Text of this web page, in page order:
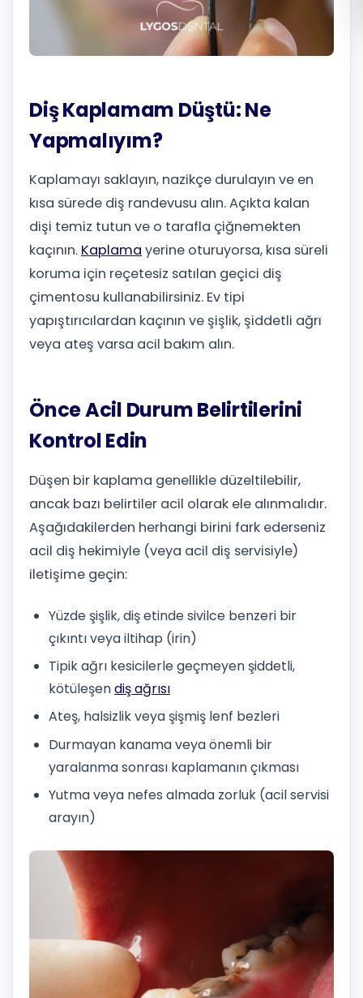
Diş Kaplamam Düştü: Ne
Yapmalıyım?
Kaplamayı saklayın, nazikçe durulayın ve en
kısa sürede diş randevusu alın. Açıkta kalan
dişi temiz tutun ve o tarafla çiğnemekten
kaçının. Kaplama yerine oturuyorsa, kısa süreli
koruma için reçetesiz satılan geçici diş
çimentosu kullanabilirsiniz. Ev tipi
yapıştırıcılardan kaçının ve şişlik, şiddetli ağrı
veya ateş varsa acil bakım alın.
Önce Acil Durum Belirtilerini
Kontrol Edin
Düşen bir kaplama genellikle düzeltilebilir,
ancak bazı belirtiler acil olarak ele alınmalıdır.
Aşağıdakilerden herhangi birini fark ederseniz
acil diş hekimiyle (veya acil diş servisiyle)
iletişime geçin:
Yüzde şişlik, diş etinde sivilce benzeri bir
çıkıntı veya iltihap (irin)
Tipik ağrı kesicilerle geçmeyen şiddetli,
kötüleşendiş ağrısı
Ateş, halsizlik veya şişmiş lenf bezleri
Durmayan kanama veya önemli bir
yaralanma sonrası kaplamanın çıkması
Yutma veya nefes almada zorluk (acil servisi
arayın)